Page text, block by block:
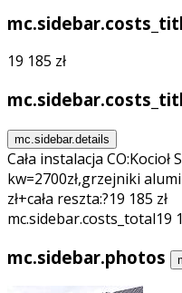
19 185 zł
mc.sidebar.details
Cała instalacja CO:Kocioł
kw=2700zł,grzejniki
zł+cała reszta:?19 185 zł
mc.sidebar.costs_total19
mc.sidebar.photos